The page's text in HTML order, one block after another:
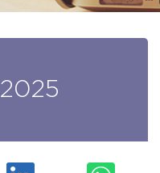
2025